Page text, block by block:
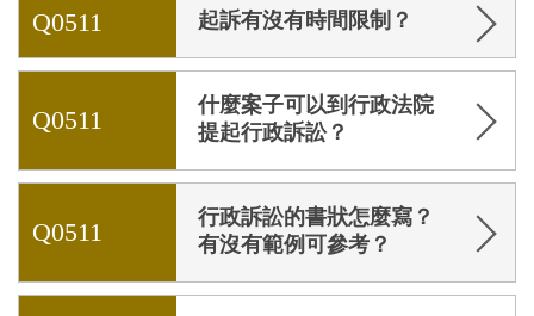
Q0511 起訴有沒有時間限制？
Q0511
什麼案子可以到行政法院
提起行政訴訟？
Q0511
行政訴訟的書狀怎麼寫？
有沒有範例可參考？